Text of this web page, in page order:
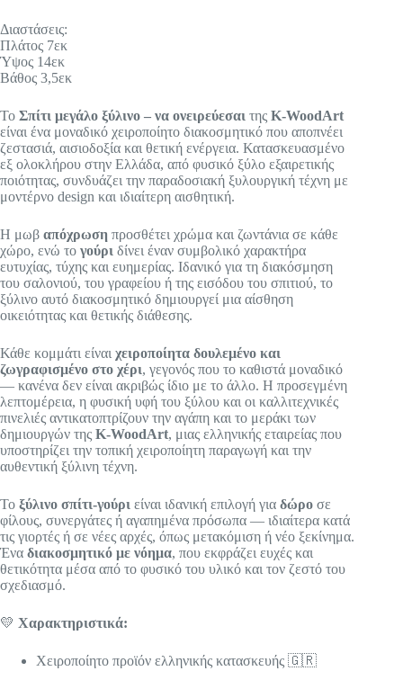
Διαστάσεις:
Πλάτος 7εκ
Ύψος 14εκ
Βάθος 3,5εκ
Το Σπίτι μεγάλο ξύλινο – να ονειρεύεσαι της K-WoodArt
είναι ένα μοναδικό χειροποίητο διακοσμητικό που αποπνέει
ζεστασιά, αισιοδοξία και θετική ενέργεια. Κατασκευασμένο
εξ ολοκλήρου στην Ελλάδα, από φυσικό ξύλο εξαιρετικής
ποιότητας, συνδυάζει την παραδοσιακή ξυλουργική τέχνη με
μοντέρνο design και ιδιαίτερη αισθητική.
Η μωβ απόχρωση προσθέτει χρώμα και ζωντάνια σε κάθε
χώρο, ενώ το γούρι δίνει έναν συμβολικό χαρακτήρα
ευτυχίας, τύχης και ευημερίας. Ιδανικό για τη διακόσμηση
του σαλονιού, του γραφείου ή της εισόδου του σπιτιού, το
ξύλινο αυτό διακοσμητικό δημιουργεί μια αίσθηση
οικειότητας και θετικής διάθεσης.
Κάθε κομμάτι είναι χειροποίητα δουλεμένο και
ζωγραφισμένο στο χέρι, γεγονός που το καθιστά μοναδικό
— κανένα δεν είναι ακριβώς ίδιο με το άλλο. Η προσεγμένη
λεπτομέρεια, η φυσική υφή του ξύλου και οι καλλιτεχνικές
πινελιές αντικατοπτρίζουν την αγάπη και το μεράκι των
δημιουργών της K-WoodArt, μιας ελληνικής εταιρείας που
υποστηρίζει την τοπική χειροποίητη παραγωγή και την
αυθεντική ξύλινη τέχνη.
Το ξύλινο σπίτι-γούρι είναι ιδανική επιλογή για δώρο σε
φίλους, συνεργάτες ή αγαπημένα πρόσωπα — ιδιαίτερα κατά
τις γιορτές ή σε νέες αρχές, όπως μετακόμιση ή νέο ξεκίνημα.
Ένα διακοσμητικό με νόημα, που εκφράζει ευχές και
θετικότητα μέσα από το φυσικό του υλικό και τον ζεστό του
σχεδιασμό.
💛 Χαρακτηριστικά:
Χειροποίητο προϊόν ελληνικής κατασκευής 🇬🇷